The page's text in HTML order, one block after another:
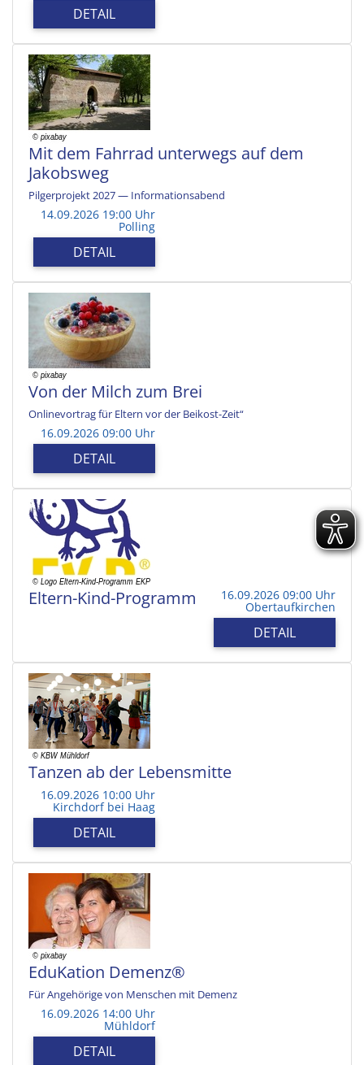
DETAIL
Mit dem Fahrrad unterwegs auf dem
Jakobsweg
Pilgerprojekt 2027 — Informationsabend
14.09.2026 19:00 Uhr
Polling
DETAIL
Von der Milch zum Brei
Onlinevortrag für Eltern vor der Beikost-Zeit“
16.09.2026 09:00 Uhr
DETAIL
Eltern-Kind-Programm 16.09.2026 09:00 Uhr
Obertaufkirchen
DETAIL
Tanzen ab der Lebensmitte
16.09.2026 10:00 Uhr
Kirchdorf bei Haag
DETAIL
EduKation Demenz®
Für Angehörige von Menschen mit Demenz
16.09.2026 14:00 Uhr
Mühldorf
DETAIL